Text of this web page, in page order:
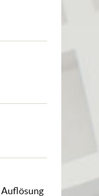
Auflösung